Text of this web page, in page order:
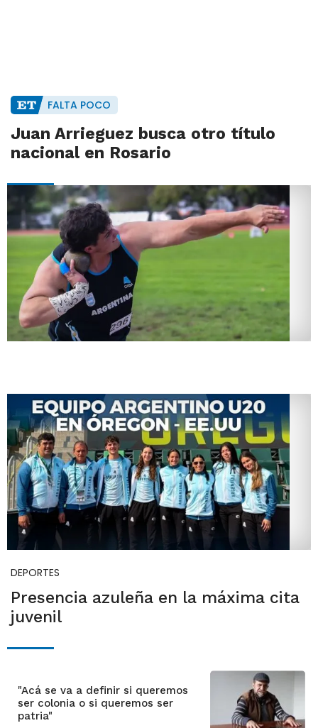
FALTA POCO
Juan Arrieguez busca otro título
nacional en Rosario
DEPORTES
Presencia azuleña en la máxima cita
juvenil
"Acá se va a definir si queremos
ser colonia o si queremos ser
patria"